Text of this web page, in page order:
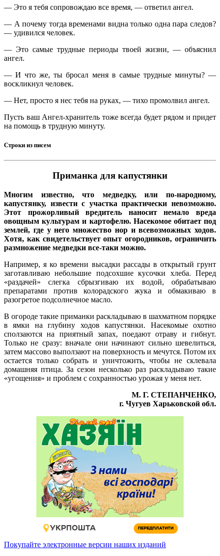
— Это я тебя сопровождаю все время, — ответил ангел.
— А почему тогда временами видна только одна пара следов?
— удивился человек.
— Это самые трудные периоды твоей жизни, — объяснил
ангел.
— И что же, ты бросал меня в самые трудные минуты? —
воскликнул человек.
— Нет, просто я нес тебя на руках, — тихо промолвил ангел.
Пусть ваш Ангел-хранитель тоже всегда будет рядом и придет
на помощь в трудную минуту.
Строки из писем
Приманка для капустянки
Многим известно, что медведку, или по-народному,
капустянку, извести с участка практически невозможно.
Этот прожорливый вредитель наносит немало вреда
овощным культурам и картофелю. Насекомое обитает под
землей, где у него множество нор и всевозможных ходов.
Хотя, как свидетельствует опыт огородников, ограничить
размножение медведки все-таки можно.
Например, я ко времени высадки рассады в открытый грунт
заготавливаю небольшие подсохшие кусочки хлеба. Перед
«раздачей» слегка сбрызгиваю их водой, обрабатываю
препаратами против колорадского жука и обмакиваю в
разогретое подсолнечное масло.
В огороде такие приманки раскладываю в шахматном порядке
в ямки на глубину ходов капустянки. Насекомые охотно
сползаются на приятный запах, поедают отраву и гибнут.
Только не сразу: вначале они начинают сильно шевелиться,
затем массово выползают на поверхность и мечутся. Потом их
остается только собрать и уничтожить, чтобы не склевала
домашняя птица. За сезон несколько раз раскладываю такие
«угощения» и проблем с сохранностью урожая у меня нет.
М. Г. СТЕПАНЧЕНКО,
г. Чугуев Харьковской обл.
Покупайте электронные версии наших изданий